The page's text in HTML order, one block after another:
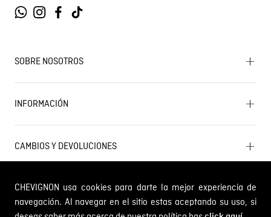
CHEVIGNON usa cookies para darte la mejor experiencia de
navegación. Al navegar en el sitio estas aceptando su uso, si
SOBRE NOSOTROS
Encuentra tu tienda
Historia de la marca
Mapa del sitio
Próximos eventos
Outlet
INFORMACIÓN
Términos y condiciones
Términos y condiciones de promociones
Política de Cambios y Devoluciones
Trabaja con nosotros
CAMBIOS Y DEVOLUCIONES
PQR y Otras solicitudes
Estado de mi PQR
SERVICIO AL CLIENTE